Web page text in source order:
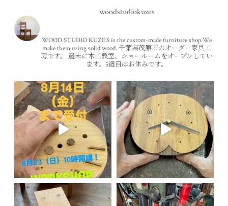
woodstudiokuzes
WOOD STUDIO KUZE'S is the custom-made furniture shop.We
make them using solid wood. 千葉県茂原市のオーダー家具工
房です。
週末に木工教室、ショールームをオープンしてい
ます。5週目はお休みです。